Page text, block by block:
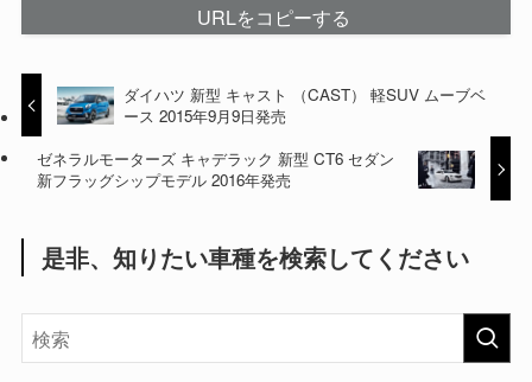
URLをコピーする
ダイハツ 新型 キャスト （CAST） 軽SUV ムーブベ
ース 2015年9月9日発売
ゼネラルモーターズ キャデラック 新型 CT6 セダン
新フラッグシップモデル 2016年発売
是非、知りたい車種を検索してください